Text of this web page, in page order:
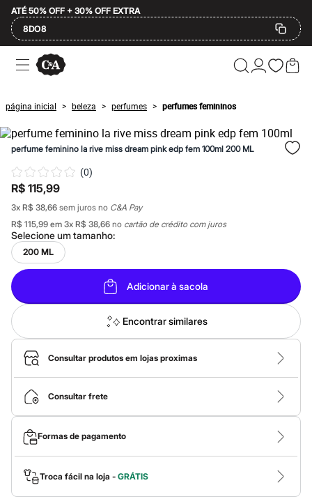
ATÉ 50% OFF + 30% OFF EXTRA
8DO8
Ofertas
Compre por Departamento
Masculino
Infantil
Calçados
Mindse7
Plus Size
Até 20% off
Até 40% off
Até 60% off
A partir de 60% off
Feminino
Em alta
Inverno
Alfaiataria
Novidades
Roupas
Blusas e Camisetas
Básicos
Calças
Casacos e Jaquetas
Jeans
Macacões
Saias
Shorts e Bermudas
Vestidos
Acessórios
Bolsas
Bonés e Chapéus
Bijoux
Cintos
Óculos
Relógios
Calçados
página inicial > beleza > perfumes > perfumes femininos
perfume feminino la rive miss dream pink edp fem 100ml 200 ML
(0)
R$ 115,99
3x R$ 38,66 sem juros no C&A Pay
R$ 115,99 em 3x R$ 38,66 no cartão de crédito com juros
Selecione umtamanho:
200 ML
Adicionar à sacola
Encontrar similares
Consultar produtos em lojas proximas
Consultar frete
Formas de pagamento
Troca fácil na loja - GRÁTIS